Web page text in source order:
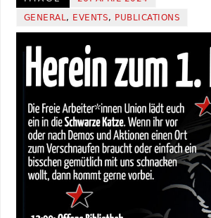
GENERAL, EVENTS, PUBLICATIONS